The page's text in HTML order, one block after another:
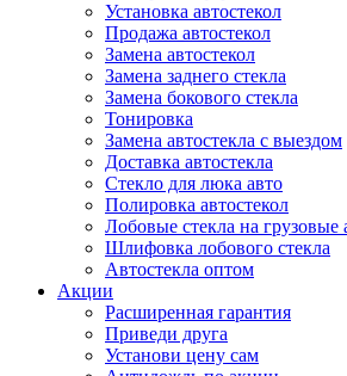
Установка автостекол
Продажа автостекол
Замена автостекол
Замена заднего стекла
Замена бокового стекла
Тонировка
Замена автостекла с выездом
Доставка автостекла
Стекло для люка авто
Полировка автостекол
Лобовые стекла на грузовые
Шлифовка лобового стекла
Автостекла оптом
Акции
Расширенная гарантия
Приведи друга
Установи цену сам